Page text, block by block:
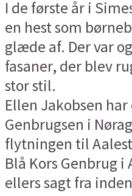
I de første år i
en hest som
glæde af. Der var
fasaner, der blev
stor stil.
Ellen Jakobsen
Genbrugsen i
flytningen til
Blå Kors Genbrug
ellers sagt fra